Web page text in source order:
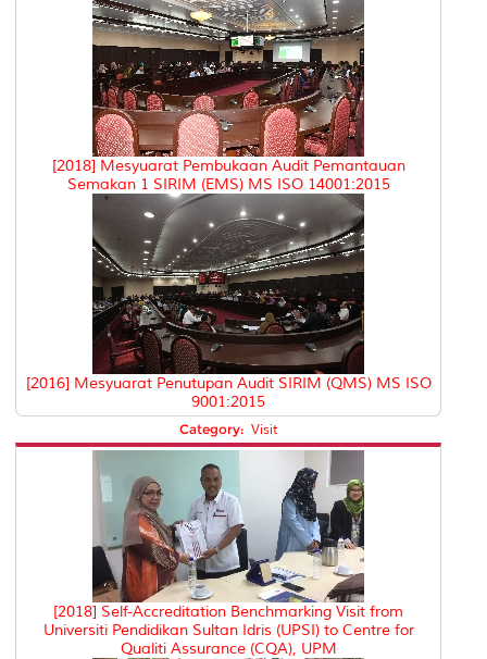
[2018] Mesyuarat Pembukaan Audit Pemantauan
Semakan 1 SIRIM (EMS) MS ISO 14001:2015
[2016] Mesyuarat Penutupan Audit SIRIM (QMS) MS ISO
9001:2015
Category: Visit
[2018] Self-Accreditation Benchmarking Visit from
Universiti Pendidikan Sultan Idris (UPSI) to Centre for
Qualiti Assurance (CQA), UPM